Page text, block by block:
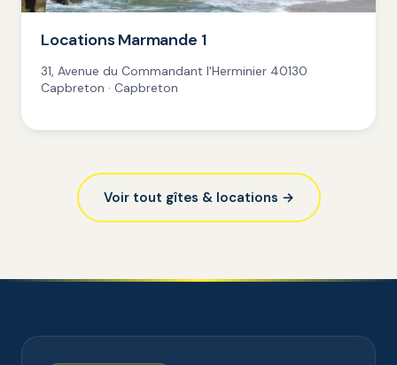
Locations Marmande 1
31, Avenue du Commandant l'Herminier 40130
Capbreton · Capbreton
Voir tout gîtes & locations →